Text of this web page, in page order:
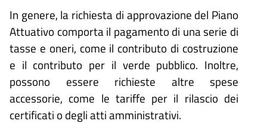
In genere, la richiesta di approvazione del Piano
Attuativo comporta il pagamento di una serie di
tasse e oneri, come il contributo di costruzione
e il contributo per il verde pubblico. Inoltre,
possono essere richieste altre spese
accessorie, come le tariffe per il rilascio dei
certificati o degli atti amministrativi.